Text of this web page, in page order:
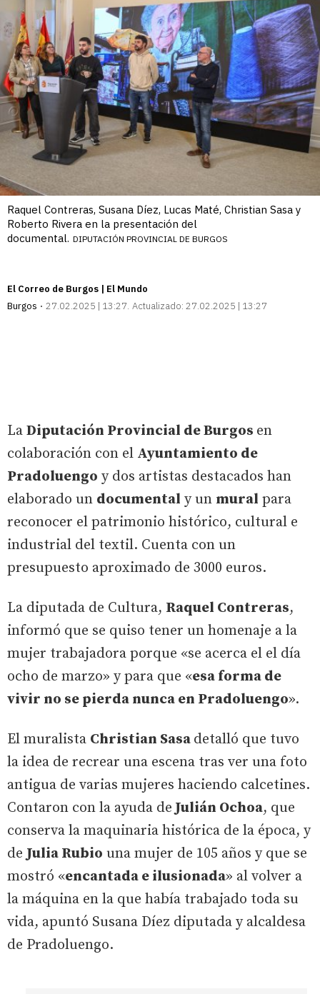
Raquel Contreras, Susana Díez, Lucas Maté, Christian Sasa y
Roberto Rivera en la presentación del
documental. DIPUTACIÓN PROVINCIAL DE BURGOS
El Correo de Burgos | El Mundo
Burgos
27.02.2025 | 13:27 Actualizado: 27.02.2025 | 13:27
La Diputación Provincial de Burgos en
colaboración con el Ayuntamiento de
Pradoluengo y dos artistas destacados han
elaborado un documental y un mural para
reconocer el patrimonio histórico, cultural e
industrial del textil. Cuenta con un
presupuesto aproximado de 3000 euros.
La diputada de Cultura, Raquel Contreras,
informó que se quiso tener un homenaje a la
mujer trabajadora porque «se acerca el el día
ocho de marzo» y para que «esa forma de
vivir no se pierda nunca en Pradoluengo».
El muralista Christian Sasa detalló que tuvo
la idea de recrear una escena tras ver una foto
antigua de varias mujeres haciendo calcetines.
Contaron con la ayuda de Julián Ochoa, que
conserva la maquinaria histórica de la época, y
de Julia Rubio una mujer de 105 años y que se
mostró «encantada e ilusionada» al volver a
la máquina en la que había trabajado toda su
vida, apuntó Susana Díez diputada y alcaldesa
de Pradoluengo.